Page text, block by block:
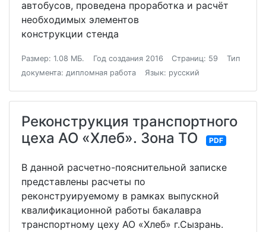
автобусов, проведена проработка и расчёт
необходимых элементов
конструкции стенда
Размер: 1.08 МБ. Год создания 2016 Страниц: 59
Тип
документа: дипломная работа
Язык: русский
Реконструкция транспортного
цеха АО «Хлеб». Зона ТО
PDF
В данной расчетно-пояснительной записке
представлены расчеты по
реконструируемому в рамках выпускной
квалификационной работы бакалавра
транспортному цеху АО «Хлеб» г.Сызрань.